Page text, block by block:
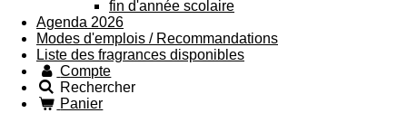
fin d'année scolaire
Agenda 2026
Modes d'emplois / Recommandations
Liste des fragrances disponibles
Compte
Rechercher
Panier